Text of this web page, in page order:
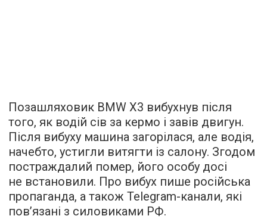
Позашляховик BMW X3 вибухнув після
того, як водій сів за кермо і завів двигун.
Після вибуху машина загорілася, але водія,
начебто, устигли витягти із салону. Згодом
постраждалий помер, його особу досі
не встановили. Про вибух пише російська
пропаганда, а також Telegram-канали, які
пов’язані з силовиками РФ.